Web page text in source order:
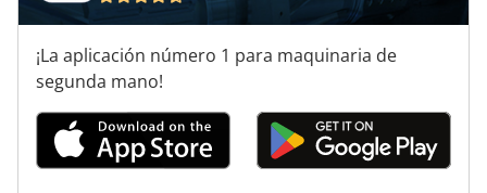
¡La aplicación número 1 para maquinaria de
segunda mano!